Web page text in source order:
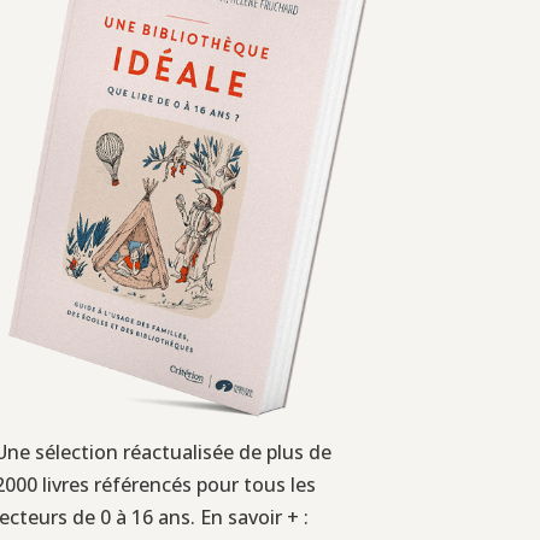
sélection réactualisée de plus de
livres référencés pour tous les
de 0 à 16 ans. En savoir + :